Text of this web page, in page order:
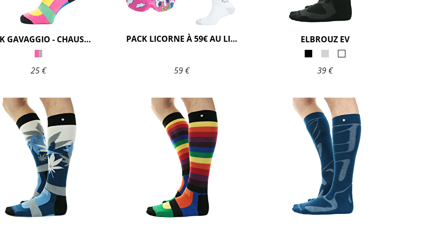
ENAK GAVAGGIO - CHAUSSETTES LICORNE
25 €
PACK LICORNE À 59€ AU LIEU DE 77€
59 €
ELBROUZ EV
39 €